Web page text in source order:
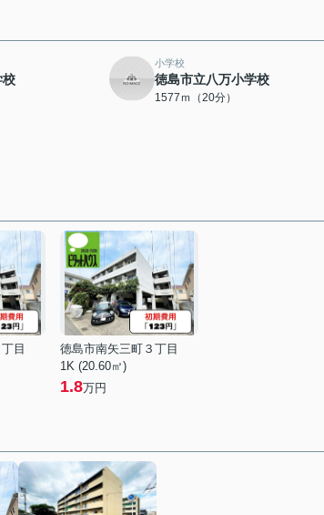
校
小学校
徳島市立八万小学校
1577ｍ（20分）
目
徳島市南矢三町３丁目
1K (20.60㎡)
1.8万円